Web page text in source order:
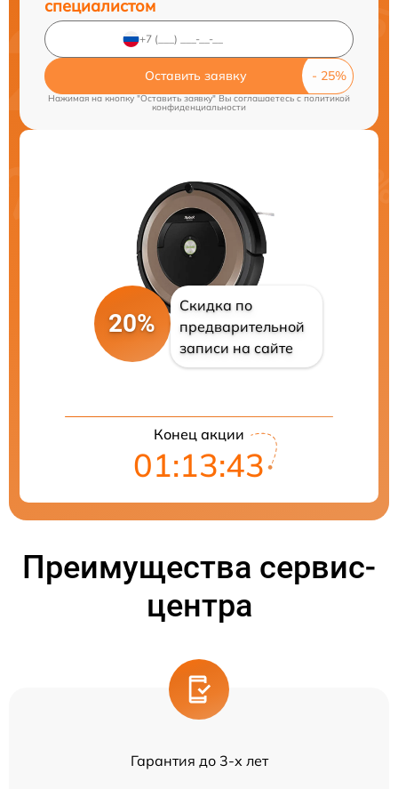
специалистом
Оставить заявку
Нажимая на кнопку "Оставить заявку" Вы соглашаетесь cполитикой
конфиденциальности
20%
Скидка по
предварительной
записи на сайте
Конец акции
01:13:42
Преимущества сервис-
центра
Гарантия до 3-х лет